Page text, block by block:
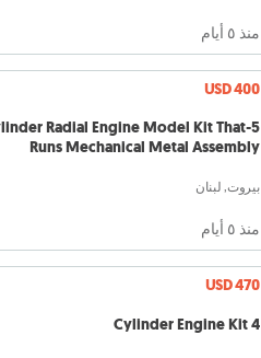
منذ ٥ أيام
USD 400
Radial Engine Model Kit That
Runs Mechanical Metal Assembly
بيروت, لبنان
منذ ٥ أيام
USD 470
4 Cylinder Engine Kit